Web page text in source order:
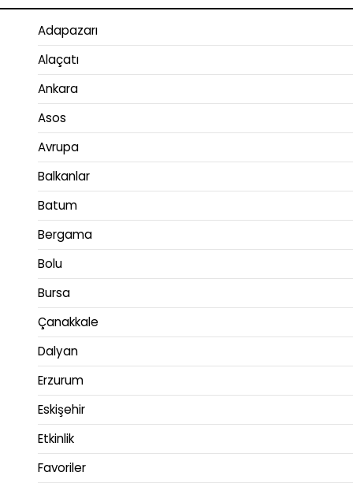
Adapazarı
Alaçatı
Ankara
Asos
Avrupa
Balkanlar
Batum
Bergama
Bolu
Bursa
Çanakkale
Dalyan
Erzurum
Eskişehir
Etkinlik
Favoriler